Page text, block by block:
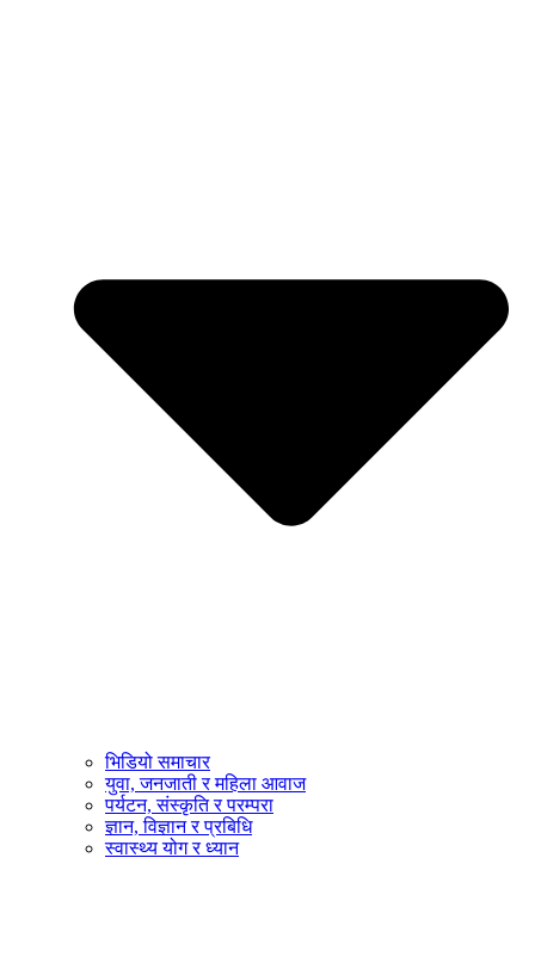
भिडियो समाचार
युवा, जनजाती र महिला आवाज
पर्यटन, संस्कृति र परम्परा
ज्ञान, विज्ञान र प्रबिधि
स्वास्थ्य योग र ध्यान